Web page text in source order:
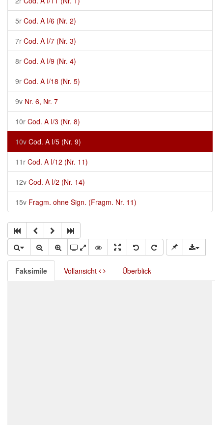
5r Cod. A I/6 (Nr. 2)
7r Cod. A I/7 (Nr. 3)
8r Cod. A I/9 (Nr. 4)
9r Cod. A I/18 (Nr. 5)
9v Nr. 6, Nr. 7
10r Cod. A I/3 (Nr. 8)
10v Cod. A I/5 (Nr. 9)
11r Cod. A I/12 (Nr. 11)
12v Cod. A I/2 (Nr. 14)
15v Fragm. ohne Sign. (Fragm. Nr. 11)
Faksimile Vollansicht Überblick